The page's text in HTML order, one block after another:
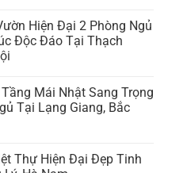
Hiện Đại 2 Phòng Ngủ
Độc Đáo Tại Thạch
Mái Nhật Sang Trọng
Tại Lạng Giang, Bắc
Thự Hiện Đại Đẹp Tinh